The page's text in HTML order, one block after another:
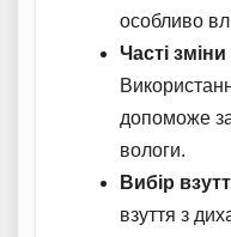
особливо
Часті
допоможе
вологи.
Вибір
взуття з